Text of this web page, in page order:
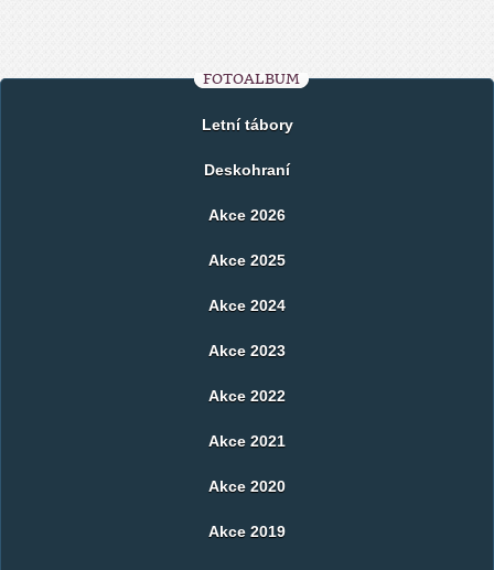
FOTOALBUM
Letní tábory
Deskohraní
Akce 2026
Akce 2025
Akce 2024
Akce 2023
Akce 2022
Akce 2021
Akce 2020
Akce 2019